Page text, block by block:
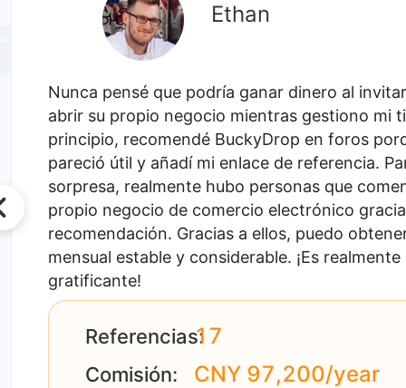
Ethan
Nunca pensé que podría ganar dinero al
abrir su propio negocio mientras gestiono mi
principio, recomendé BuckyDrop en foros
pareció útil y añadí mi enlace de referencia.
sorpresa, realmente hubo personas que
propio negocio de comercio electrónico
recomendación. Gracias a ellos, puedo
mensual estable y considerable. ¡Es realmente
gratificante!
Referencias:17
Comisión:
CNY 97,200/year